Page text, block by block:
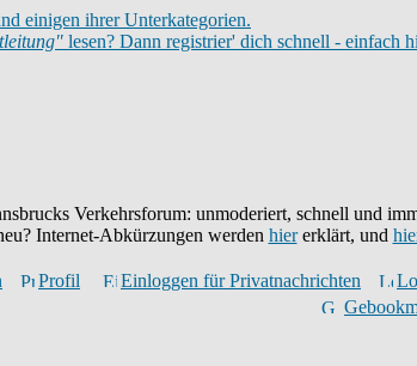
einigen ihrer Unterkategorien.
lesen? Dann registrier' dich schnell - einfach
Verkehrsforum: unmoderiert, schnell und
Internet-Abkürzungen werden hiererklärt, und
Profil Einloggen für Privatnachrichten